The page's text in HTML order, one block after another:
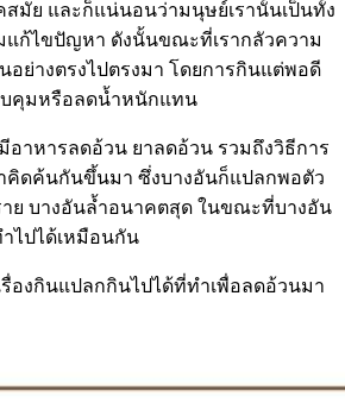
สมัย และก็แน่นอนว่ามนุษย์เรานั้นเป็นทั้ง
แก้ไขปัญหา ดังนั้นขณะที่เรากลัวความ
อย่างตรงไปตรงมา โดยการกินแต่พอดี
บคุมหรือลดน้ำหนักแทน
าหารลดอ้วน ยาลดอ้วน รวมถึงวิธีการ
คิดค้นกันขึ้นมา ซึ่งบางอันก็แปลกพอตัว
ย บางอันล้ำอนาคตสุด ในขณะที่บางอัน
ไปได้เหมือนกัน
เรื่องกินแปลกกินไปได้ที่ทำเพื่อลดอ้วนมา